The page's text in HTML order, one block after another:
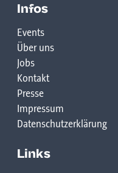
Infos
Events
Über uns
Jobs
Kontakt
Presse
Impressum
Datenschutzerklärung
Links